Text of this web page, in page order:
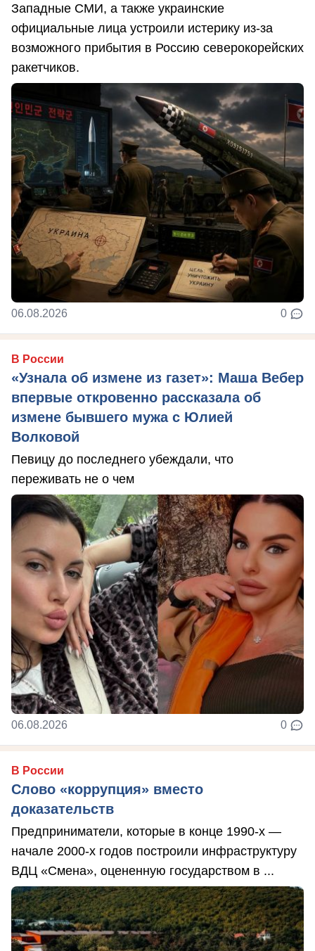
Западные СМИ, а также украинские
официальные лица устроили истерику из-за
возможного прибытия в Россию северокорейских
ракетчиков.
06.08.2026 0
В России
«Узнала об измене из газет»: Маша Вебер
впервые откровенно рассказала об
измене бывшего мужа с Юлией
Волковой
Певицу до последнего убеждали, что
переживать не о чем
06.08.2026 0
В России
Слово «коррупция» вместо
доказательств
Предприниматели, которые в конце 1990-х —
начале 2000-х годов построили инфраструктуру
ВДЦ «Смена», оцененную государством в ...